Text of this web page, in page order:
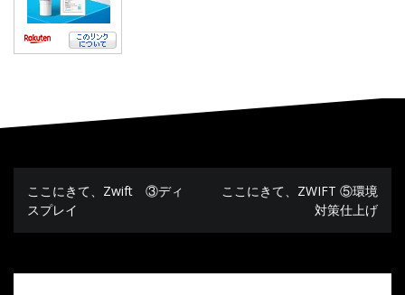
ゲ
ここにきて、Zwift ③ディ
スプレイ
ここにきて、ZWIFT ⑤環境
対策仕上げ